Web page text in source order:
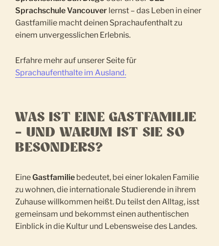
Sprachschule Vancouver lernst – das Leben in einer
Gastfamilie macht deinen Sprachaufenthalt zu
einem unvergesslichen Erlebnis.
Erfahre mehr auf unserer Seite für
Sprachaufenthalte im Ausland.
WAS IST EINE GASTFAMILIE
– UND WARUM IST SIE SO
BESONDERS?
EineGastfamilie bedeutet, bei einer lokalen Familie
zu wohnen, die internationale Studierende in ihrem
Zuhause willkommen heißt. Du teilst den Alltag, isst
gemeinsam und bekommst einen authentischen
Einblick in die Kultur und Lebensweise des Landes.